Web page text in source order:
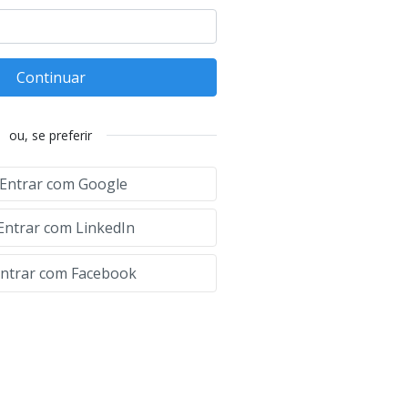
Continuar
ou, se preferir
com Google
com LinkedIn
com Facebook